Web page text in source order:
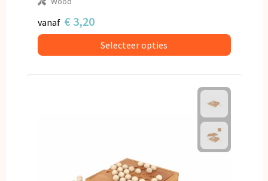
vanaf € 3,20
Selecteer opties